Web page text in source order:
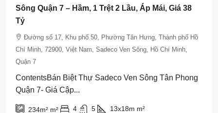
Sông Quận 7 – Hầm, 1 Trệt 2 Lầu, Áp Mái, Giá 38
Tỷ
Đường số 17, Khu phố 50, Phường Tân Hưng, Thành phố Hồ
Chí Minh, 72900, Việt Nam, Sadeco Ven Sông, Hồ Chí Minh,
Quận 7
ContentsBán Biệt Thự Sadeco Ven Sông Tân Phong
Quận 7- Giá Cập...
234m² m² 4 5 13x18m m²